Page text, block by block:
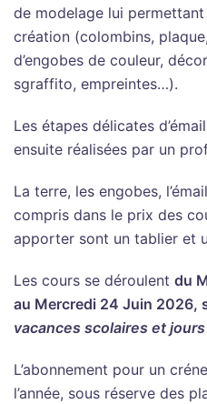
de modelage lui
création (colombins,
d’engobes de couleur,
sgraffito, empreintes…).
Les étapes délicates
ensuite réalisées par un
La terre, les engobes,
compris dans le prix des
apporter sont un tablier et
Les cours se déroulent du
au Mercredi 24 Juin 2026,
vacances scolaires et
L’abonnement pour un
l’année, sous réserve des